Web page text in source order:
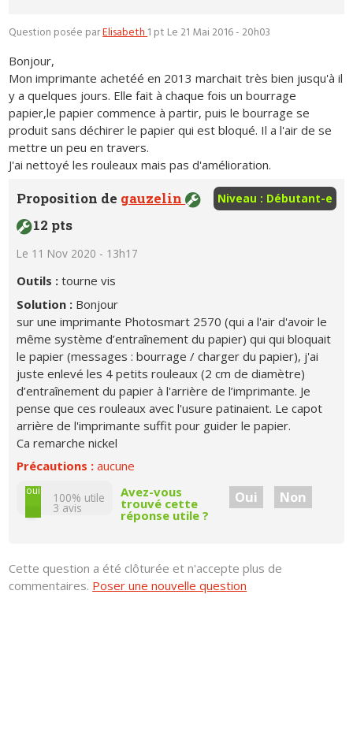
Question posée parElisabeth1 pt Le 21 Mai 2016 - 20h03
Bonjour,
Mon imprimante achetéé en 2013 marchait très bien jusqu'à il
y a quelques jours. Elle fait à chaque fois un bourrage
papier,le papier commence à partir, puis le bourrage se
produit sans déchirer le papier qui est bloqué. Il a l'air de se
mettre un peu en travers.
J'ai nettoyé les rouleaux mais pas d'amélioration.
Niveau : Débutant-e
Proposition de gauzelin
12 pts
Le 11 Nov 2020 - 13h17
Outils :tourne vis
Solution : Bonjour
sur une imprimante Photosmart 2570 (qui a l'air d'avoir le
même système d’entraînement du papier) qui qui bloquait
le papier (messages : bourrage / charger du papier), j'ai
juste enlevé les 4 petits rouleaux (2 cm de diamètre)
d’entraînement du papier à l'arrière de l’imprimante. Je
pense que ces rouleaux avec l'usure patinaient. Le capot
arrière de l'imprimante suffit pour guider le papier.
Ca remarche nickel
Précautions :aucune
non
oui 100% utile
3 avis
Avez-vous
trouvé cette
réponse utile ?
Oui Non
Cette question a été clôturée et n'accepte plus de
commentaires. Poser une nouvelle question